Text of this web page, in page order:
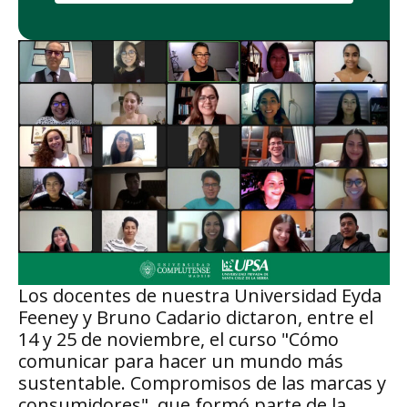
Los docentes de nuestra Universidad Eyda
Feeney y Bruno Cadario dictaron, entre el
14 y 25 de noviembre, el curso "Cómo
comunicar para hacer un mundo más
sustentable. Compromisos de las marcas y